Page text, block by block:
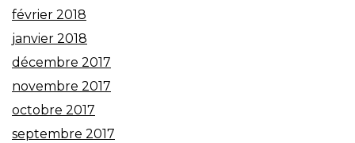
février 2018
janvier 2018
décembre 2017
novembre 2017
octobre 2017
septembre 2017